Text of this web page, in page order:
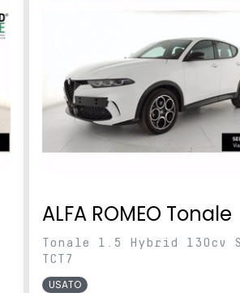
ALFA ROMEO Tonale
Tonale 1.5 Hybrid 130cv
TCT7
USATO